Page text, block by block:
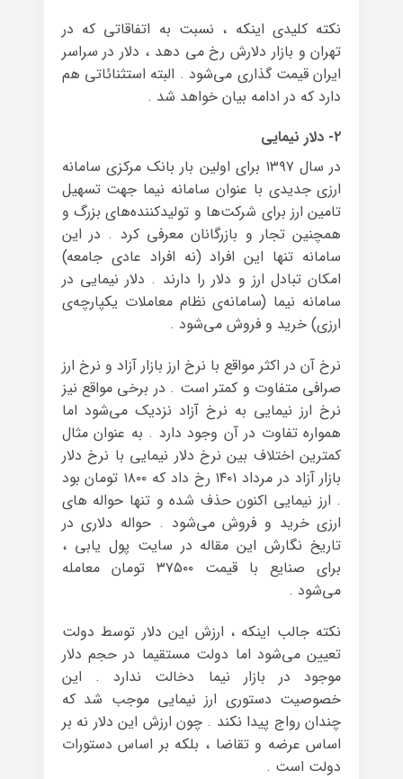
نکته کلیدی اینکه ، نسبت به اتفاقاتی که در
تهران و بازار دلارش رخ می دهد ، دلار در سراسر
ایران قیمت گذاری می‌شود . البته استثنائاتی هم
دارد که در ادامه بیان خواهد شد .
۲- دلار نیمایی
در سال ۱۳۹۷ برای اولین بار بانک مرکزی سامانه
ارزی جدیدی با عنوان سامانه نیما جهت تسهیل
تامین ارز برای شرکت‌ها و تولیدکننده‌های بزرگ و
همچنین تجار و بازرگانان معرفی کرد . در این
سامانه تنها این افراد (نه افراد عادی جامعه)
امکان تبادل ارز و دلار را دارند . دلار نیمایی در
سامانه‌ نیما (سامانه‌ی نظام معاملات یکپارچه‌ی
ارزی) خرید و فروش می‌شود .
نرخ آن در اکثر مواقع با نرخ ارز بازار آزاد و نرخ ارز
صرافی متفاوت و کمتر است . در برخی مواقع نیز
نرخ ارز نیمایی به نرخ آزاد نزدیک می‌شود اما
همواره تفاوت در آن وجود دارد . به عنوان مثال
کمترین اختلاف بین نرخ دلار نیمایی با نرخ دلار
بازار آزاد در مرداد ۱۴۰۱ رخ داد که ۱۸۰۰ تومان بود
. ارز نیمایی اکنون حذف شده و تنها حواله های
ارزی خرید و فروش می‌شود . حواله دلاری در
تاریخ نگارش این مقاله در سایت پول یابی ،
برای صنایع با قیمت ۳۷۵۰۰ تومان معامله
می‌شود .
نکته جالب اینکه ، ارزش این دلار توسط دولت
تعیین می‌شود اما دولت مستقیما در حجم دلار
موجود در بازار نیما دخالت ندارد . این
خصوصیت دستوری ارز نیمایی موجب شد که
چندان رواج پیدا نکند . چون ارزش این دلار نه بر
اساس عرضه و تقاضا ، بلکه بر اساس دستورات
دولت است .